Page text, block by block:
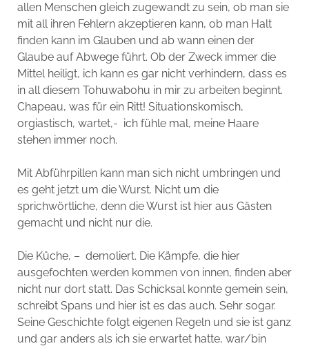
allen Menschen gleich zugewandt zu sein, ob man sie
mit all ihren Fehlern akzeptieren kann, ob man Halt
finden kann im Glauben und ab wann einen der
Glaube auf Abwege führt. Ob der Zweck immer die
Mittel heiligt, ich kann es gar nicht verhindern, dass es
in all diesem Tohuwabohu in mir zu arbeiten beginnt.
Chapeau, was für ein Ritt! Situationskomisch,
orgiastisch, wartet,- ich fühle mal, meine Haare
stehen immer noch.
Mit Abführpillen kann man sich nicht umbringen und
es geht jetzt um die Wurst. Nicht um die
sprichwörtliche, denn die Wurst ist hier aus Gästen
gemacht und nicht nur die.
Die Küche, – demoliert. Die Kämpfe, die hier
ausgefochten werden kommen von innen, finden aber
nicht nur dort statt. Das Schicksal konnte gemein sein,
schreibt Spans und hier ist es das auch. Sehr sogar.
Seine Geschichte folgt eigenen Regeln und sie ist ganz
und gar anders als ich sie erwartet hatte, war/bin